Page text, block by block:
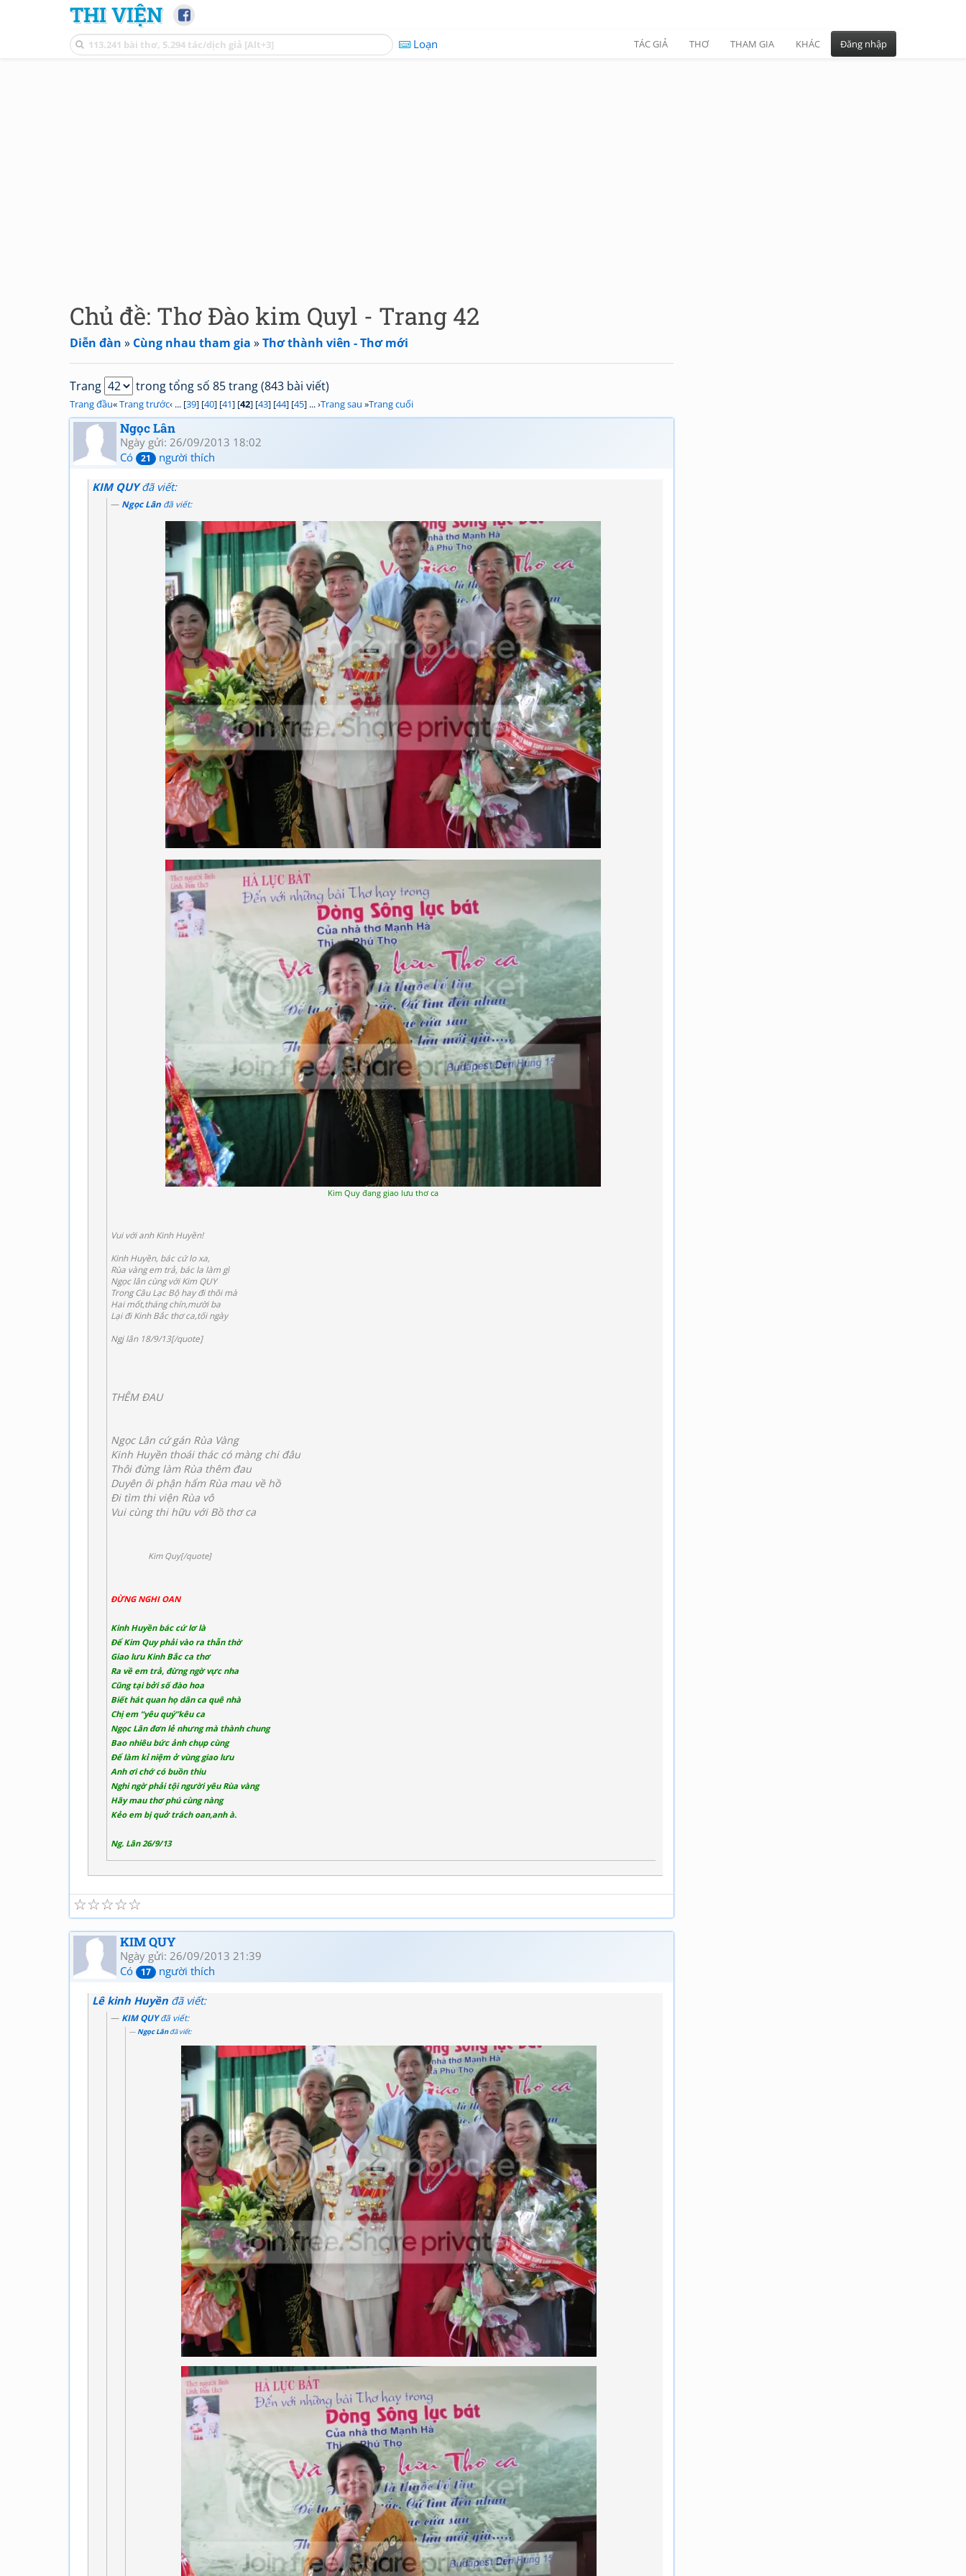
THI VIỆN
Loạn TÁC GIẢ THƠ THAM GIA KHÁC Đăng nhập
Chủ đề: Thơ Đào kim Quyl - Trang 42
Diễn đàn » Cùng nhau tham gia »Thơ thành viên - Thơ mới
Trang trong tổng số 85 trang (843 bài viết)
Trang đầu«Trang trước‹ ... [39] [40] [41] [42] [43] [44] [45] ... ›Trang sau »Trang cuối
Ngọc Lân
Ngày gửi: 26/09/2013 18:02
Có
21 người thích
KIM QUYđã viết:
Ngọc Lân đã viết:
Kim Quy đang giao lưu thơ ca
Vui với anh Kinh Huyền!
Kinh Huyền, bác cứ lo xa,
Rùa vàng em trả, bác la làm gì
Ngọc lân cùng với Kim QUY
Trong Câu Lạc Bộ hay đi thôi mà
Hai mốt,tháng chín,mười ba
Lại đi Kinh Bắc thơ ca,tối ngày
Ngj lân 18/9/13[/quote]
THÊM ĐAU
Ngọc Lân cứ gán Rùa Vàng
Kinh Huyền thoái thác có màng chi đâu
Thôi đừng làm Rùa thêm đau
Duyên ôi phận hẩm Rùa mau về hồ
Đi tìm thi viện Rùa vô
Vui cùng thi hữu với Bồ thơ ca
Kim Quy[/quote]
ĐỪNG NGHI OAN
Kinh Huyền bác cứ lơ là
Để Kim Quy phải vào ra thẫn thờ
Giao lưu Kinh Bắc ca thơ
Ra về em trả, đừng ngờ vực nha
Cũng tại bởi số đào hoa
Biết hát quan họ dân ca quê nhà
Chị em “yêu quý”kêu ca
Ngọc Lân đơn lẻ nhưng mà thành chung
Bao nhiêu bức ảnh chụp cùng
Để làm kỉ niệm ở vùng giao lưu
Anh ơi chớ có buồn thiu
Nghi ngờ phải tội người yêu Rùa vàng
Hãy mau thơ phú cùng nàng
Kẻo em bị quở trách oan,anh à.
Ng. Lân 26/9/13
☆
☆
☆
☆
☆
KIM QUY
Ngày gửi: 26/09/2013 21:39
Có
17 người thích
Lê kinh Huyền đã viết:
KIM QUYđã viết:
Ngọc Lânđã viết: